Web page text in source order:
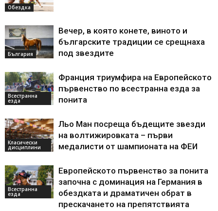
Обездка
България
Вечер, в която конете, виното и
българските традиции се срещнаха
под звездите
Всестранна
езда
Франция триумфира на Европейското
първенство по всестранна езда за
понита
Класически
дисциплини
Льо Ман посреща бъдещите звезди
на волтижировката – първи
медалисти от шампионата на ФЕИ
Всестранна
езда
Европейското първенство за понита
започна с доминация на Германия в
обездката и драматичен обрат в
прескачането на препятствията